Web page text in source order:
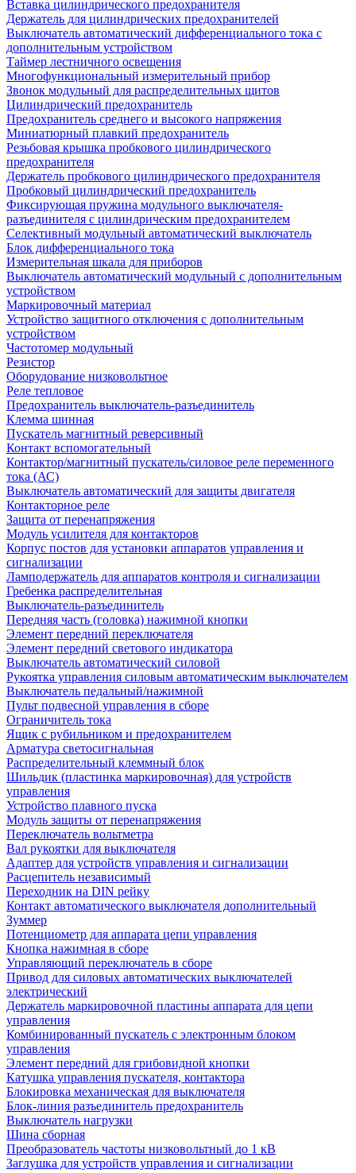
Вставка цилиндрического предохранителя
Держатель для цилиндрических предохранителей
Выключатель автоматический дифференциального тока с
дополнительным устройством
Таймер лестничного освещения
Многофункциональный измерительный прибор
Звонок модульный для распределительных щитов
Цилиндрический предохранитель
Предохранитель среднего и высокого напряжения
Миниатюрный плавкий предохранитель
Резьбовая крышка пробкового цилиндрического
предохранителя
Держатель пробкового цилиндрического предохранителя
Пробковый цилиндрический предохранитель
Фиксирующая пружина модульного выключателя-
разъединителя с цилиндрическим предохранителем
Селективный модульный автоматический выключатель
Блок дифференциального тока
Измерительная шкала для приборов
Выключатель автоматический модульный с дополнительным
устройством
Маркировочный материал
Устройство защитного отключения с дополнительным
устройством
Частотомер модульный
Резистор
Оборудование низковольтное
Реле тепловое
Предохранитель выключатель-разъединитель
Клемма шинная
Пускатель магнитный реверсивный
Контакт вспомогательный
Контактор/магнитный пускатель/силовое реле переменного
тока (АС)
Выключатель автоматический для защиты двигателя
Контакторное реле
Защита от перенапряжения
Модуль усилителя для контакторов
Корпус постов для установки аппаратов управления и
сигнализации
Ламподержатель для аппаратов контроля и сигнализации
Гребенка распределительная
Выключатель-разъединитель
Передняя часть (головка) нажимной кнопки
Элемент передний переключателя
Элемент передний светового индикатора
Выключатель автоматический силовой
Рукоятка управления силовым автоматическим выключателем
Выключатель педальный/нажимной
Пульт подвесной управления в сборе
Ограничитель тока
Ящик с рубильником и предохранителем
Арматура светосигнальная
Распределительный клеммный блок
Шильдик (пластинка маркировочная) для устройств
управления
Устройство плавного пуска
Модуль защиты от перенапряжения
Переключатель вольтметра
Вал рукоятки для выключателя
Адаптер для устройств управления и сигнализации
Расцепитель независимый
Переходник на DIN рейку
Контакт автоматического выключателя дополнительный
Зуммер
Потенциометр для аппарата цепи управления
Кнопка нажимная в сборе
Управляющий переключатель в сборе
Привод для силовых автоматических выключателей
электрический
Держатель маркировочной пластины аппарата для цепи
управления
Комбинированный пускатель с электронным блоком
управления
Элемент передний для грибовидной кнопки
Катушка управления пускателя, контактора
Блокировка механическая для выключателя
Блок-линия разъединитель предохранитель
Выключатель нагрузки
Шина сборная
Преобразователь частоты низковольтный до 1 кВ
Заглушка для устройств управления и сигнализации